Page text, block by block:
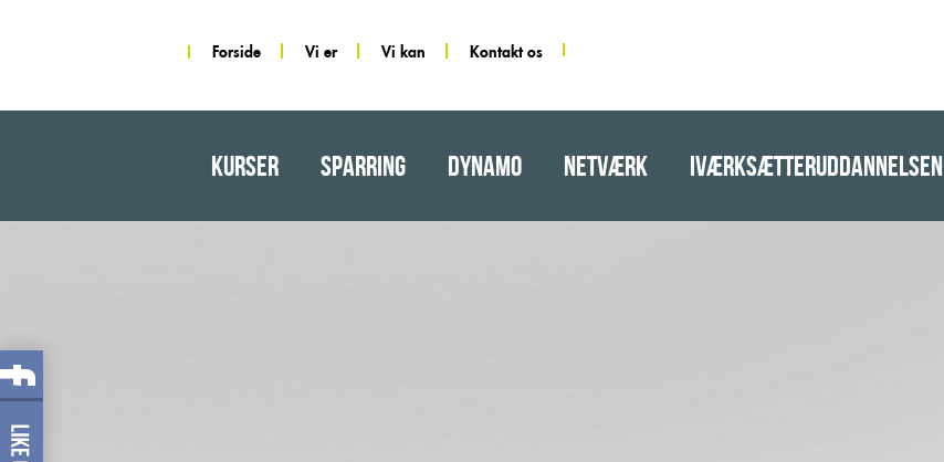
Forside Vi er Vi kan Kontakt os
KURSER SPARRING DYNAMO NETVÆRK Iværksætteruddannelsen